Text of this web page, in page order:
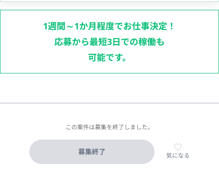
1週間～1か月程度でお仕事決定！
応募から最短3日での稼働も
可能です。
この案件は募集を終了しました。
募集終了 気になる